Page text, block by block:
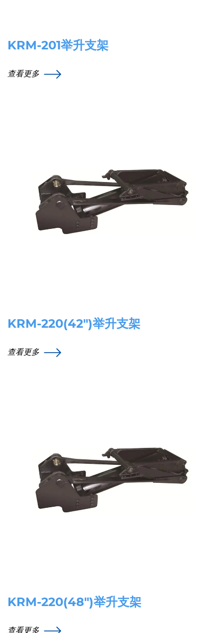
KRM-201举升支架
查看更多
KRM-220(42″)举升支架
查看更多
KRM-220(48″)举升支架
查看更多